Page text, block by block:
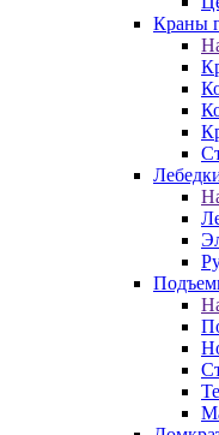
Краны